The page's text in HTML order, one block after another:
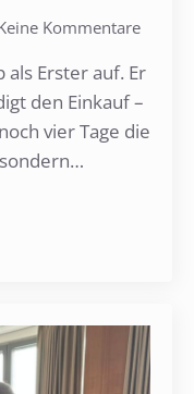
Kommentare
Erster auf. Er
den Einkauf –
vier Tage die